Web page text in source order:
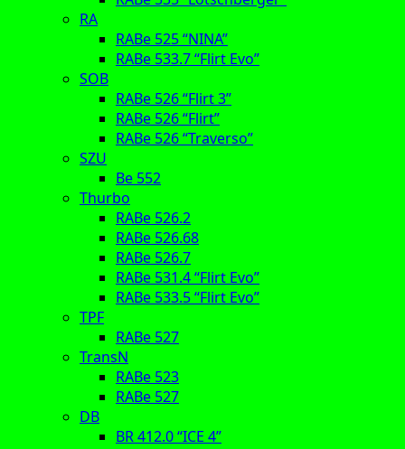
RA
RABe 525 “NINA”
RABe 533.7 “Flirt Evo”
SOB
RABe 526 “Flirt 3”
RABe 526 “Flirt”
RABe 526 “Traverso”
SZU
Be 552
Thurbo
RABe 526.2
RABe 526.68
RABe 526.7
RABe 531.4 “Flirt Evo”
RABe 533.5 “Flirt Evo”
TPF
RABe 527
TransN
RABe 523
RABe 527
DB
BR 412.0 “ICE 4”